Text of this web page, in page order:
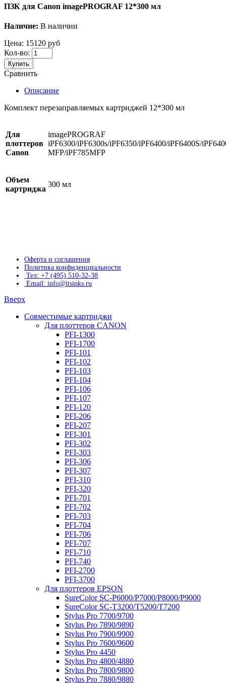
ПЗК для Canon imagePROGRAF 12*300 мл
Наличие: В наличии
Цена: 15120 руб
Кол-во:
Купить
Сравнить
Описание
Комплект перезаправляемых картриджей 12*300 мл
Для
плоттеров
Canon
imagePROGRAF
iPF6300/iPF6300s/iPF6350/iPF6400/iPF6400S/
MFP/iPF785MFP
Объем
картриджа
300 мл
Оферта и соглашения
Политика конфиденциальности
Тел: +7 (495) 510-32-38
Email: info@itsinks.ru
Вверх
Совместимые картриджи
Для плоттеров CANON
PFI-1300
PFI-1700
PFI-101
PFI-102
PFI-103
PFI-104
PFI-106
PFI-107
PFI-120
PFI-206
PFI-207
PFI-301
PFI-302
PFI-303
PFI-306
PFI-307
PFI-310
PFI-320
PFI-701
PFI-702
PFI-703
PFI-704
PFI-706
PFI-707
PFI-710
PFI-740
PFI-2700
PFI-3700
Для плоттеров EPSON
SureColor SC-P6000/P7000/P8000/P9000
SureColor SC-Т3200/T5200/T7200
Stylus Pro 7700/9700
Stylus Pro 7890/9890
Stylus Pro 7900/9900
Stylus Pro 7600/9600
Stylus Pro 4450
Stylus Pro 4800/4880
Stylus Pro 7800/9800
Stylus Pro 7880/9880